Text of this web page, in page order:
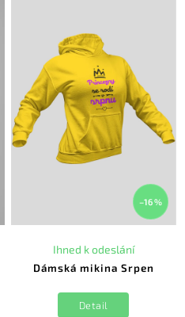
–16 %
Dámská mikina Srpen
Ihned k odeslání
Detail